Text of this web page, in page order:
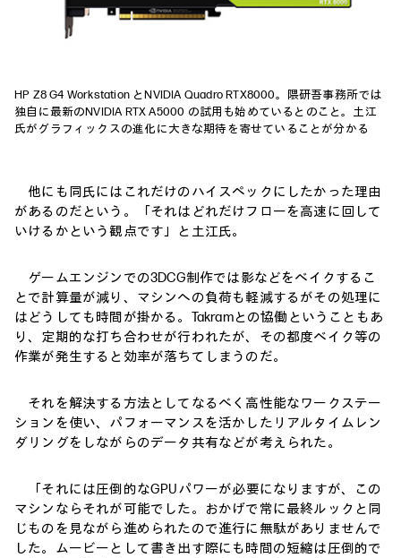
HP Z8 G4 Workstation とNVIDIA Quadro RTX8000。隈研吾事務所では
独自に最新のNVIDIA RTX A5000 の試用も始めているとのこと。土江
氏がグラフィックスの進化に大きな期待を寄せていることが分かる
他にも同氏にはこれだけのハイスペックにしたかった理由
があるのだという。「それはどれだけフローを高速に回して
いけるかという観点です」と土江氏。
ゲームエンジンでの3DCG制作では影などをベイクするこ
とで計算量が減り、マシンへの負荷も軽減するがその処理に
はどうしても時間が掛かる。Takramとの協働ということもあ
り、定期的な打ち合わせが行われたが、その都度ベイク等の
作業が発生すると効率が落ちてしまうのだ。
それを解決する方法としてなるべく高性能なワークステー
ションを使い、パフォーマンスを活かしたリアルタイムレン
ダリングをしながらのデータ共有などが考えられた。
「それには圧倒的なGPUパワーが必要になりますが、この
マシンならそれが可能でした。おかげで常に最終ルックと同
じものを見ながら進められたので進行に無駄がありませんで
した。ムービーとして書き出す際にも時間の短縮は圧倒的で